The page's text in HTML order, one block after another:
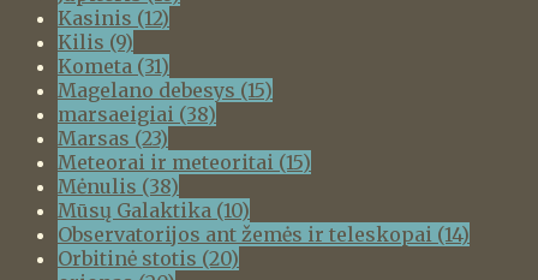
Kasinis (12)
Kilis (9)
Kometa (31)
Magelano debesys (15)
marsaeigiai (38)
Marsas (23)
Meteorai ir meteoritai (15)
Mėnulis (38)
Mūsų Galaktika (10)
Observatorijos ant žemės ir teleskopai (14)
Orbitinė stotis (20)